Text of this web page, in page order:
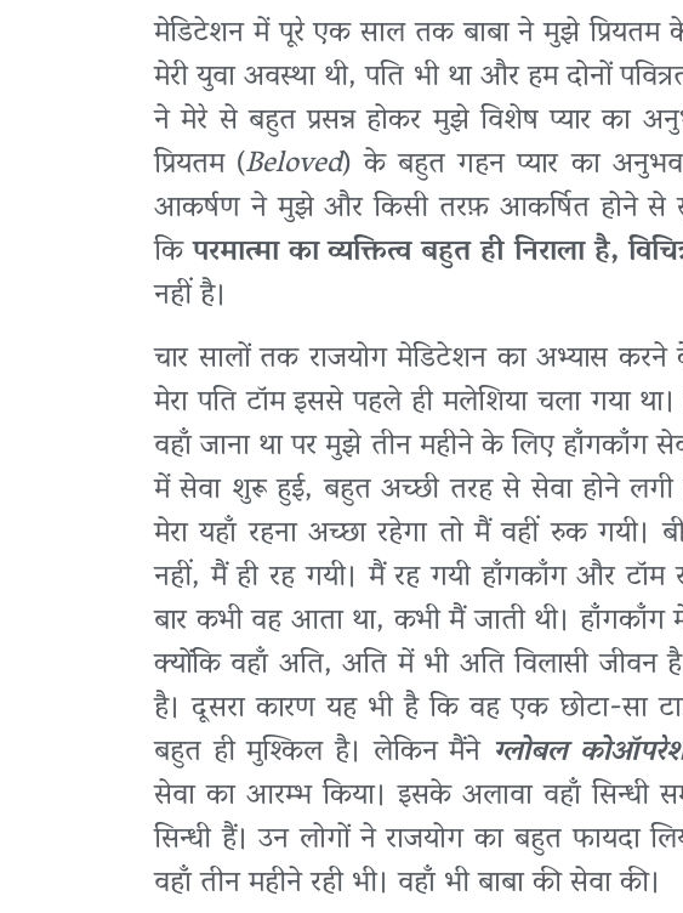
मेडिटेशन में पूरे एक साल तक बाबा ने मुझे प्रियतम
मेरी युवा अवस्था थी, पति भी था और हम दोनों
ने मेरे से बहुत प्रसन्न होकर मुझे विशेष प्यार का
प्रियतम (Beloved) के बहुत गहन प्यार का अनुभव
आकर्षण ने मुझे और किसी तरफ़ आकर्षित होने से
किपरमात्मा का व्यक्तित्व बहुत ही निराला है,
नहीं है।
चार सालों तक राजयोग मेडिटेशन का अभ्यास
मेरा पति टॉम इससे पहले ही मलेशिया चला गया
वहाँ जाना था पर मुझे तीन महीने के लिए हाँगकाँग
में सेवा शुरू हुई, बहुत अच्छी तरह से सेवा होने
मेरा यहाँ रहना अच्छा रहेगा तो मैं वहीं रुक
नहीं, मैं ही रह गयी। मैं रह गयी हाँगकाँग और
बार कभी वह आता था, कभी मैं जाती थी। हाँगकाँग
क्योंकि वहाँ अति, अति में भी अति विलासी
है। दूसरा कारण यह भी है कि वह एक छोटा-सा
बहुत ही मुश्किल है। लेकिन मैंने ग्लोबल
सेवा का आरम्भ किया। इसके अलावा वहाँ
सिन्धी हैं। उन लोगों ने राजयोग का बहुत फायदा
वहाँ तीन महीने रही भी। वहाँ भी बाबा की सेवा की।